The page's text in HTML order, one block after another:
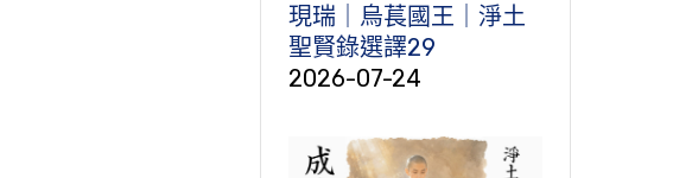
現瑞｜烏萇國王｜淨土
聖賢錄選譯29
2026-07-24